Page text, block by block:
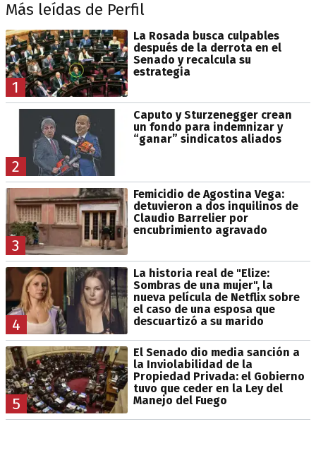
Más leídas de Perfil
1
La Rosada busca culpables
después de la derrota en el
Senado y recalcula su
estrategia
2
Caputo y Sturzenegger crean
un fondo para indemnizar y
“ganar” sindicatos aliados
3
Femicidio de Agostina Vega:
detuvieron a dos inquilinos de
Claudio Barrelier por
encubrimiento agravado
4
La historia real de "Elize:
Sombras de una mujer", la
nueva película de Netflix sobre
el caso de una esposa que
descuartizó a su marido
5
El Senado dio media sanción a
la Inviolabilidad de la
Propiedad Privada: el Gobierno
tuvo que ceder en la Ley del
Manejo del Fuego